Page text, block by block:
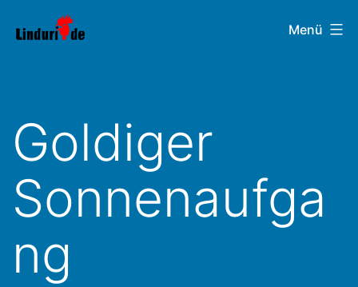
Inhalt
Linduri.de Menü
Goldiger
Sonnenaufga
ng